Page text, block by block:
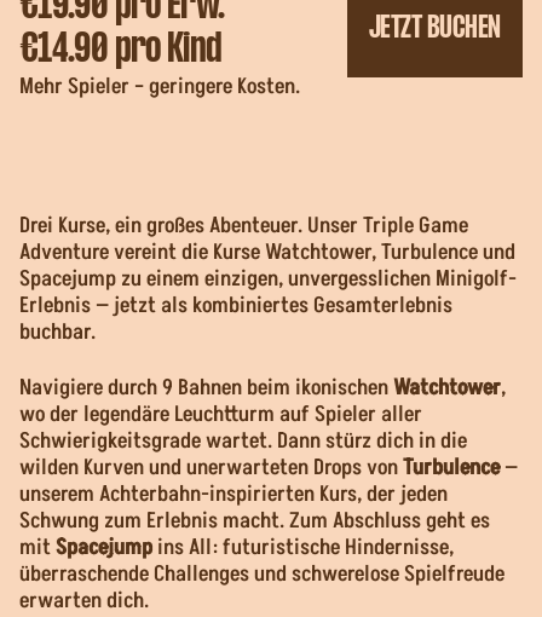
€14.90pro Kind
Mehr Spieler – geringere Kosten.
JETZT BUCHEN
Drei Kurse, ein großes Abenteuer. Unser Triple Game
Adventure vereint die Kurse Watchtower, Turbulence und
Spacejump zu einem einzigen, unvergesslichen Minigolf-
Erlebnis — jetzt als kombiniertes Gesamterlebnis
buchbar.
Navigiere durch 9 Bahnen beim ikonischenWatchtower,
wo der legendäre Leuchtturm auf Spieler aller
Schwierigkeitsgrade wartet. Dann stürz dich in die
wilden Kurven und unerwarteten Drops vonTurbulence—
unserem Achterbahn-inspirierten Kurs, der jeden
Schwung zum Erlebnis macht. Zum Abschluss geht es
mitSpacejump ins All: futuristische Hindernisse,
überraschende Challenges und schwerelose Spielfreude
erwarten dich.